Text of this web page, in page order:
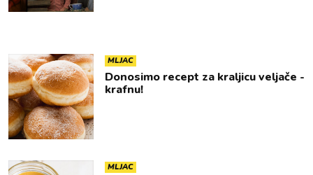
MLJAC
Donosimo recept za kraljicu veljače -
krafnu!
MLJAC